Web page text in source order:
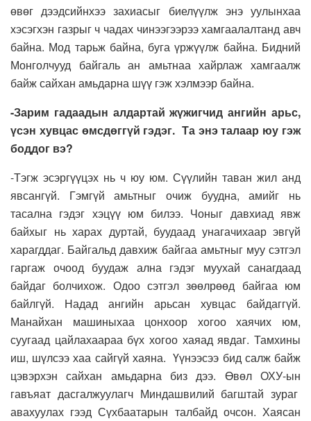
өвөг дээдсийнхээ захиасыг биелүүлж энэ уулынхаа
хэсэгхэн газрыг ч чадах чинээгээрээ хамгаалалтанд авч
байна. Мод тарьж байна, буга үржүүлж байна. Бидний
Монголчууд байгаль ан амьтнаа хайрлаж хамгаалж
байж сайхан амьдарна шүү гэж хэлмээр байна.
-Зарим гадаадын алдартай жүжигчид ангийн арьс,
үсэн хувцас өмсдөггүй гэдэг. Та энэ талаар юу гэж
боддог вэ?
-Тэгж эсэргүүцэх нь ч юу юм. Сүүлийн таван жил анд
явсангүй. Гэмгүй амьтныг очиж буудна, амийг нь
тасална гэдэг хэцүү юм билээ. Чоныг давхиад явж
байхыг нь харах дуртай, буудаад унагачихаар эвгүй
харагддаг. Байгальд давхиж байгаа амьтныг муу сэтгэл
гаргаж очоод буудаж ална гэдэг муухай санагдаад
байдаг болчихож. Одоо сэтгэл зөөлрөөд байгаа юм
байлгүй. Надад ангийн арьсан хувцас байдаггүй.
Манайхан машиныхаа цонхоор хогоо хаячих юм,
суугаад цайлахаараа бүх хогоо хаяад явдаг. Тамхины
иш, шүлсээ хаа сайгүй хаяна. Үүнээсээ бид салж байж
цэвэрхэн сайхан амьдарна биз дээ. Өвөл ОХУ-ын
гавъяат дасгалжуулагч Миндашвилий багштай зураг
авахуулах гээд Сүхбаатарын талбайд очсон. Хаясан